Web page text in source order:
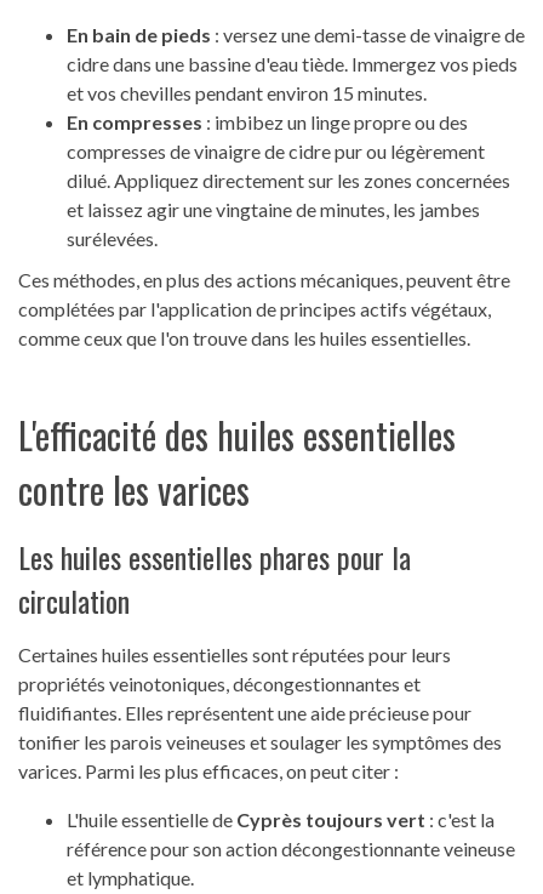
En bain de pieds : versez une demi-tasse de vinaigre de
cidre dans une bassine d'eau tiède. Immergez vos pieds
et vos chevilles pendant environ 15 minutes.
En compresses : imbibez un linge propre ou des
compresses de vinaigre de cidre pur ou légèrement
dilué. Appliquez directement sur les zones concernées
et laissez agir une vingtaine de minutes, les jambes
surélevées.
Ces méthodes, en plus des actions mécaniques, peuvent être
complétées par l'application de principes actifs végétaux,
comme ceux que l'on trouve dans les huiles essentielles.
L'efficacité des huiles essentielles
contre les varices
Les huiles essentielles phares pour la
circulation
Certaines huiles essentielles sont réputées pour leurs
propriétés veinotoniques, décongestionnantes et
fluidifiantes. Elles représentent une aide précieuse pour
tonifier les parois veineuses et soulager les symptômes des
varices. Parmi les plus efficaces, on peut citer :
L'huile essentielle de Cyprès toujours vert : c'est la
référence pour son action décongestionnante veineuse
et lymphatique.